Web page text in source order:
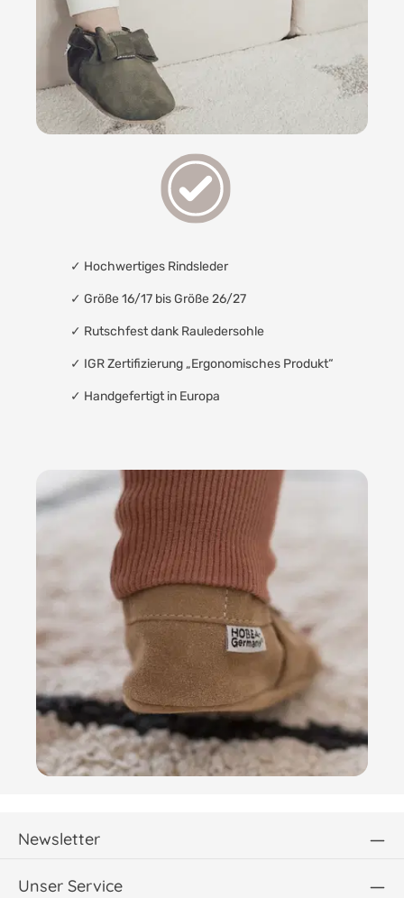
✓ Hochwertiges Rindsleder
✓ Größe 16/17 bis Größe 26/27
✓ Rutschfest dank Rauledersohle
✓ IGR Zertifizierung „Ergonomisches Produkt“
✓ Handgefertigt in Europa
Newsletter
Unser Service